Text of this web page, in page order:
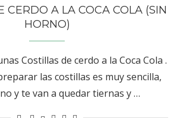
CERDO A LA COCA COLA (SIN
HORNO)
Costillas de cerdo a la Coca Cola .
las costillas es muy sencilla,
y te van a quedar tiernas y …